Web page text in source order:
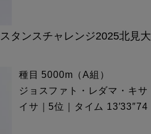
タンスチャレンジ2025北見大
種目 5000m（A組）
ジョスファト・レダマ・キサ
イサ｜5位｜タイム 13′33″74